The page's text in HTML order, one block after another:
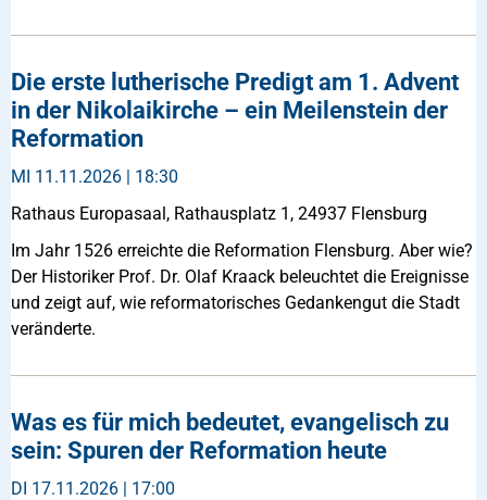
Die erste lutherische Predigt am 1. Advent
in der Nikolaikirche – ein Meilenstein der
Reformation
MI 11.11.2026 | 18:30
Rathaus Europasaal, Rathausplatz 1, 24937 Flensburg
Im Jahr 1526 erreichte die Reformation Flensburg. Aber wie?
Der Historiker Prof. Dr. Olaf Kraack beleuchtet die Ereignisse
und zeigt auf, wie reformatorisches Gedankengut die Stadt
veränderte.
Was es für mich bedeutet, evangelisch zu
sein: Spuren der Reformation heute
DI 17.11.2026 | 17:00